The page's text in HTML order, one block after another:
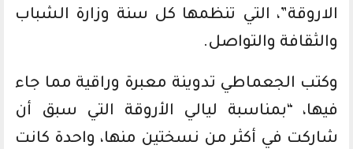
الاروقة”، التي تنظمها كل سنة وزارة الشباب
والثقافة والتواصل.
وكتب الجعماطي تدوينة معبرة وراقية مما جاء
فيها، “بمناسبة ليالي الأروقة التي سبق أن
شاركت في أكثر من نسختين منها، واحدة كانت